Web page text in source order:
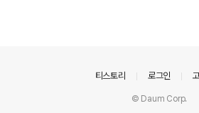
티스토리 로그인
© Daum Corp.